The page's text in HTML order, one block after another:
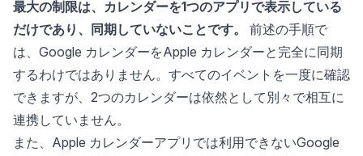
最大の制限は、カレンダーを1つのアプリで表示している
だけであり、同期していないことです。
前述の手順で
は、Google カレンダーをApple カレンダーと完全に同期
するわけではありません。すべてのイベントを一度に確認
できますが、2つのカレンダーは依然として別々で相互に
連携していません。
また、Apple カレンダーアプリでは利用できないGoogle